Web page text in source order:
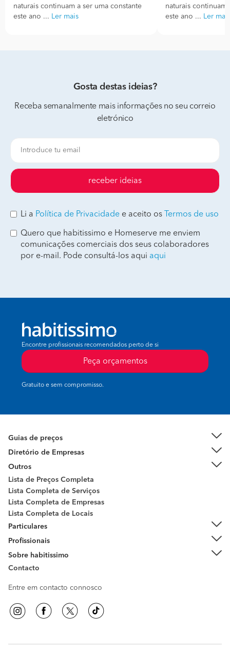
naturais continuam a ser uma constante
este ano ... Ler mais
naturais continuam
este ano ... Ler mais
Gosta destas ideias?
Receba semanalmente mais informações no seu correio
eletrónico
receber ideias
Li a Política de Privacidade e aceito os Termos de uso
Quero que habitissimo e Homeserve me enviem
comunicações comerciais dos seus colaboradores
por e-mail. Pode consultá-los aqui aqui
Encontre profissionais recomendados perto de si
Peça orçamentos
Gratuito e sem compromisso.
Guias de preços
Diretório de Empresas
Outros
Lista de Preços Completa
Lista Completa de Serviços
Lista Completa de Empresas
Lista Completa de Locais
Particulares
Profissionais
Sobre habitissimo
Contacto
Entre em contacto connosco